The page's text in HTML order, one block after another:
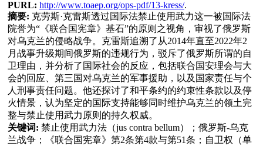
PURL: http://www.toaep.org/ops-pdf/13-kress/.
摘要: 克劳斯·克雷斯透过国际法禁止使用武力这一被国际法
院誉为“《联合国宪章》基石”的原则之视角，审视了俄罗斯
对乌克兰的侵略战争。克雷斯追溯了从2014年直至2022年2
月战事升级期间俄罗斯的违规行为，驳斥了俄罗斯所谓的自
卫理由，并分析了国际社会的反应，包括联合国安理会与大
会的回应、第三国对乌克兰的军事援助，以及国家责任与个
人刑事责任问题。他还探讨了和平条约的约束性条款以及停
火情景，认为坚定的国际支持能够同时维护乌克兰的领土完
整与禁止使用武力原则的持久权威。
关键词: 禁止使用武力法（jus contra bellum）；俄罗斯-乌克
兰战争；《联合国宪章》第2条第4款与第51条；自卫权（单